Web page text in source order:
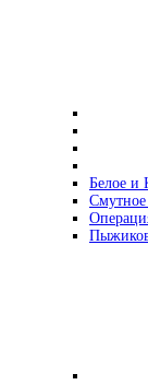
Белое и